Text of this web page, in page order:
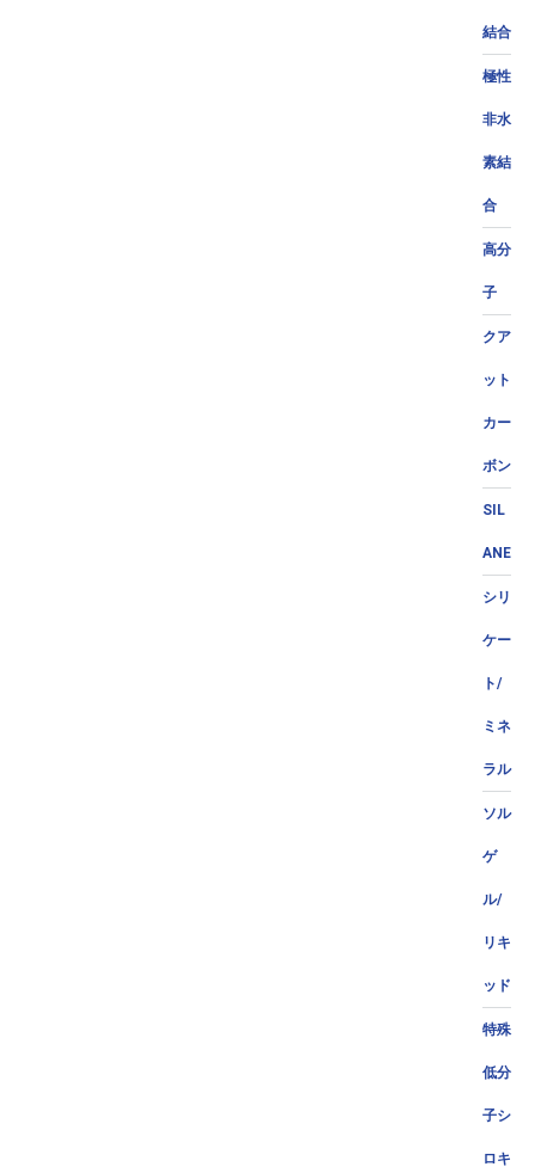
結合
極性
非水
素結
合
高分
子
クア
ット
カー
ボン
SIL
ANE
シリ
ケー
ト/
ミネ
ラル
ソル
ゲ
ル/
リキ
ッド
特殊
低分
子シ
ロキ